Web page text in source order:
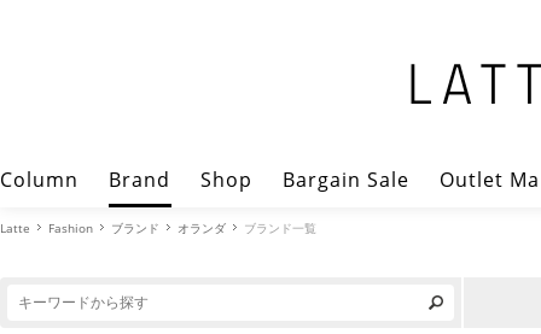
Column Brand Shop Bargain Sale Outlet
Latte Fashion ブランド オランダ ブランド一覧